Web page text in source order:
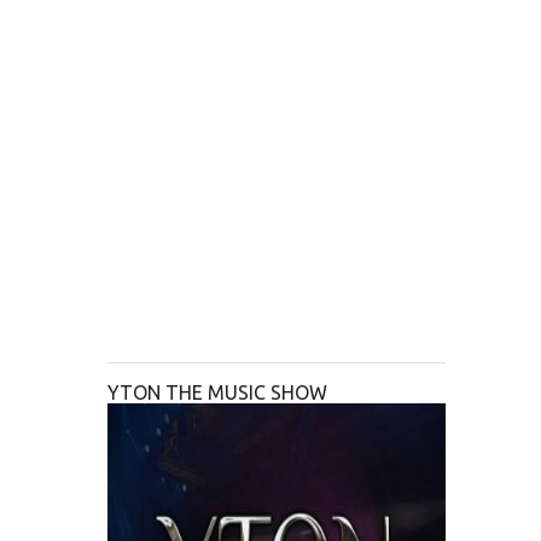
YTON THE MUSIC SHOW